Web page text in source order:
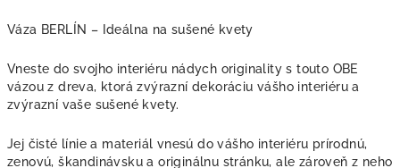
Váza BERLÍN – Ideálna na sušené kvety
Vneste do svojho interiéru nádych originality s touto OBE
vázou z dreva, ktorá zvýrazní dekoráciu vášho interiéru a
zvýrazní vaše sušené kvety.
Jej čisté línie a materiál vnesú do vášho interiéru prírodnú,
zenovú, škandinávsku a originálnu stránku, ale zároveň z neho